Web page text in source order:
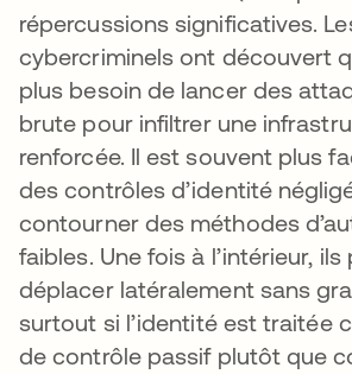
répercussions significatives.
cybercriminels ont découvert
plus besoin de lancer des
brute pour infiltrer une
renforcée. Il est souvent plus
des contrôles d’identité
contourner des méthodes
faibles. Une fois à l’intérieur,
déplacer latéralement sans
surtout si l’identité est traitée
de contrôle passif plutôt que